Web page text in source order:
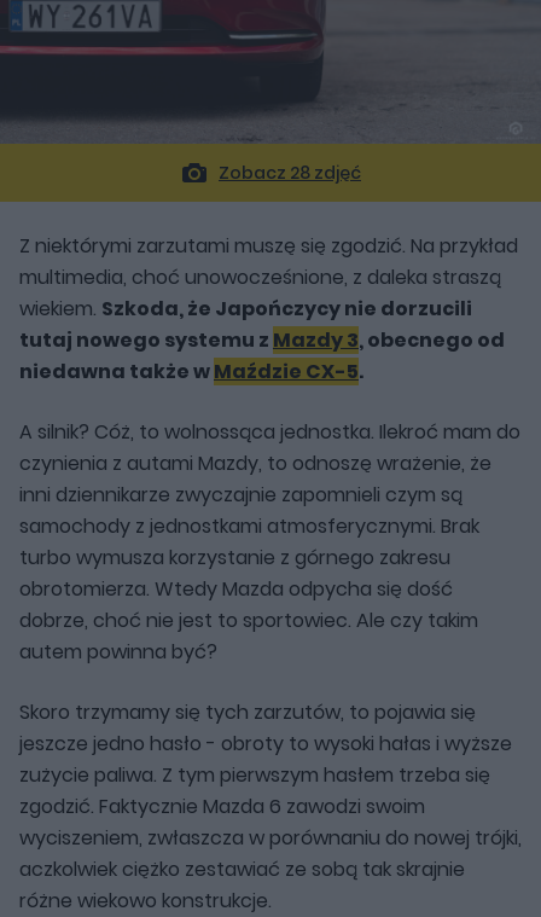
Zobacz 28 zdjęć
Z niektórymi zarzutami muszę się zgodzić. Na przykład
multimedia, choć unowocześnione, z daleka straszą
wiekiem. Szkoda, że Japończycy nie dorzucili
tutaj nowego systemu z Mazdy 3, obecnego od
niedawna także wMaździe CX-5.
A silnik? Cóż, to wolnossąca jednostka. Ilekroć mam do
czynienia z autami Mazdy, to odnoszę wrażenie, że
inni dziennikarze zwyczajnie zapomnieli czym są
samochody z jednostkami atmosferycznymi. Brak
turbo wymusza korzystanie z górnego zakresu
obrotomierza. Wtedy Mazda odpycha się dość
dobrze, choć nie jest to sportowiec. Ale czy takim
autem powinna być?
Skoro trzymamy się tych zarzutów, to pojawia się
jeszcze jedno hasło - obroty to wysoki hałas i wyższe
zużycie paliwa. Z tym pierwszym hasłem trzeba się
zgodzić. Faktycznie Mazda 6 zawodzi swoim
wyciszeniem, zwłaszcza w porównaniu do nowej trójki,
aczkolwiek ciężko zestawiać ze sobą tak skrajnie
różne wiekowo konstrukcje.